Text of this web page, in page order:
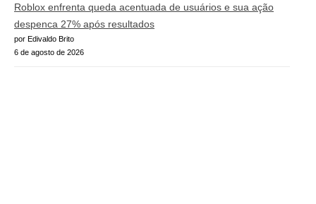
Roblox enfrenta queda acentuada de usuários e sua ação
despenca 27% após resultados
por Edivaldo Brito
6 de agosto de 2026